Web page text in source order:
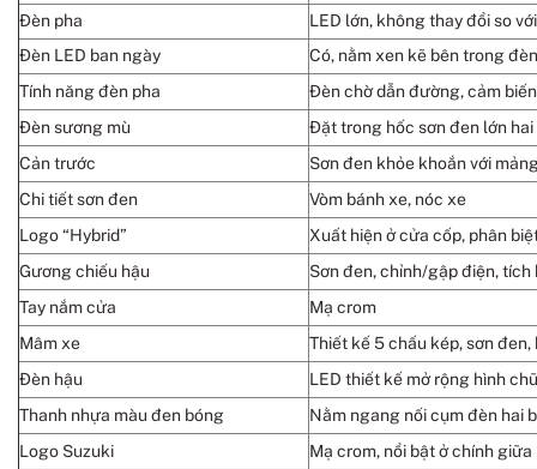
Đèn pha
LED lớn, không thay đổi so
Đèn LED ban ngày
Có, nằm xen kẽ bên trong
Tính năng đèn pha
Đèn chờ dẫn đường, cảm
Đèn sương mù
Đặt trong hốc sơn đen lớn
Cản trước
Sơn đen khỏe khoắn với
Chi tiết sơn đen
Vòm bánh xe, nóc xe
Logo “Hybrid”
Xuất hiện ở cửa cốp, phân
Gương chiếu hậu
Sơn đen, chỉnh/gập điện, tích
Tay nắm cửa
Mạ crom
Mâm xe
Thiết kế 5 chấu kép, sơn
Đèn hậu
LED thiết kế mở rộng hình
Thanh nhựa màu đen bóng
Nằm ngang nối cụm đèn hai
Logo Suzuki
Mạ crom, nổi bật ở chính giữa